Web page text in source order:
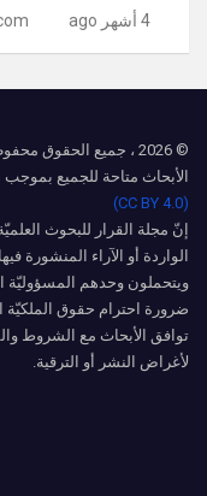
4 أشهر ago
© 2026 ، جميع الحقوق
الأبحاث متاحة للجميع بموجب
(CC BY 4.0)
إنّ مجلة القرار للبحوث
الواردة أو الآراء المنشورة
ويتحملون وحدهم المسؤوليّة
ضرورة احترام حقوق الملكيّة
توافق الأبحاث مع الشروط
لأغراض النشر أو الترقية.